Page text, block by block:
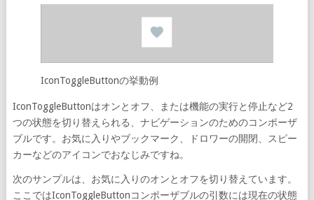
IconToggleButtonの挙動例
IconToggleButtonはオンとオフ、または機能の実行と停止など2
つの状態を切り替えられる、ナビゲーションのためのコンポーザ
ブルです。お気に入りやブックマーク、ドロワーの開閉、スピー
カーなどのアイコンでおなじみですね。
次のサンプルは、お気に入りのオンとオフを切り替えています。
ここではIconToggleButtonコンポーザブルの引数には現在の状態